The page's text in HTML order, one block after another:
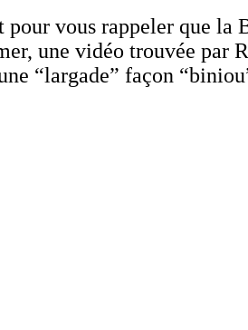
vous rappeler que la
une vidéo trouvée par
“largade” façon